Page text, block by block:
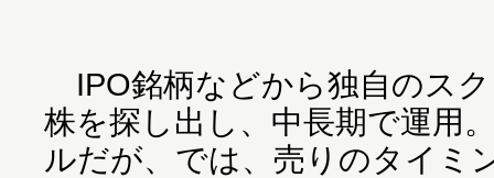
IPO銘柄などから独自のス
株を探し出し、中長期で運用
ルだが、では、売りのタイミ